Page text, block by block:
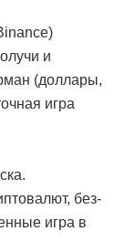
и
(доллары,
игра
без-
игра в